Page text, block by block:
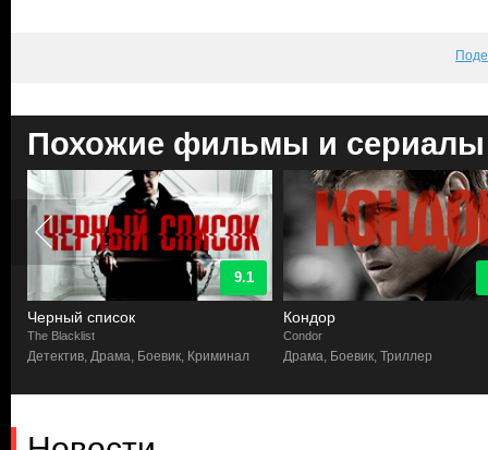
Похожие фильмы и сериалы
9.1
Черный список
The Blacklist
Детектив, Драма, Боевик, Криминал
Кондор
Condor
Драма, Боевик, Триллер